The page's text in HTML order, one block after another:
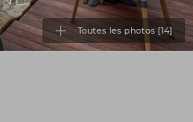
Toutes les photos [14]